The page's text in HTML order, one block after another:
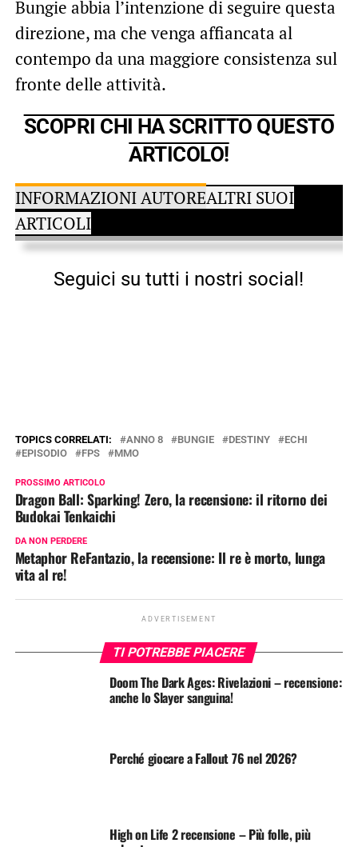
Bungie abbia l’intenzione di seguire questa
direzione, ma che venga affiancata al
contempo da una maggiore consistenza sul
fronte delle attività.
SCOPRI CHI HA SCRITTO QUESTO
ARTICOLO!
INFORMAZIONI AUTOREALTRI SUOI
ARTICOLI
Seguici su tutti i nostri social!
TOPICS CORRELATI: ANNO 8 BUNGIE DESTINY
ECHI
EPISODIO
FPS MMO
PROSSIMO ARTICOLO
Dragon Ball: Sparking! Zero, la recensione: il ritorno dei
Budokai Tenkaichi
DA NON PERDERE
Metaphor ReFantazio, la recensione: Il re è morto, lunga
vita al re!
ADVERTISEMENT
TI POTREBBE PIACERE
Doom The Dark Ages: Rivelazioni – recensione:
anche lo Slayer sanguina!
Perché giocare a Fallout 76 nel 2026?
High on Life 2 recensione – Più folle, più